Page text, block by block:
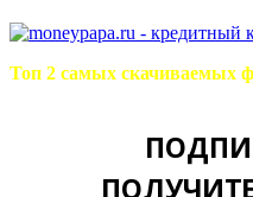
Топ 2 самых скачиваемых